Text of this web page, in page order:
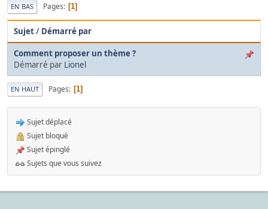
EN BAS Pages 1
Sujet/ Démarré par
Comment proposer un thème ?
Démarré par Lionel
EN HAUT Pages 1
Sujet déplacé
Sujet bloqué
Sujet épinglé
Sujets que vous suivez